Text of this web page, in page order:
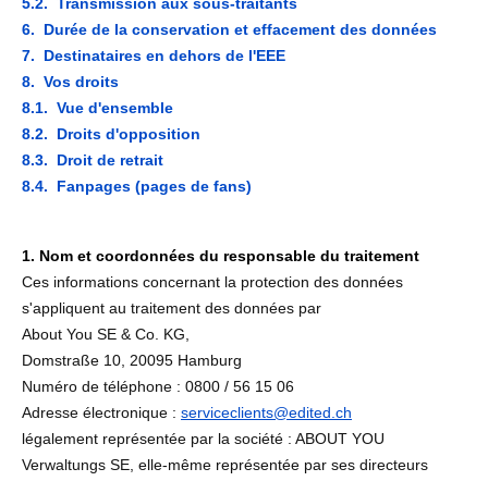
6. Durée de la conservation et effacement des données
7. Destinataires en dehors de l'EEE
8. Vos droits
8.1. Vue d'ensemble
8.2. Droits d'opposition
8.3. Droit de retrait
8.4. Fanpages (pages de fans)
1. Nom et coordonnées du responsable du traitement
Ces informations concernant la protection des données
s'appliquent au traitement des données par
About You SE & Co. KG,
Domstraße 10, 20095 Hamburg
Numéro de téléphone : 0800 / 56 15 06
Adresse électronique : serviceclients@edited.ch
légalement représentée par la société : ABOUT YOU
Verwaltungs SE, elle-même représentée par ses directeurs